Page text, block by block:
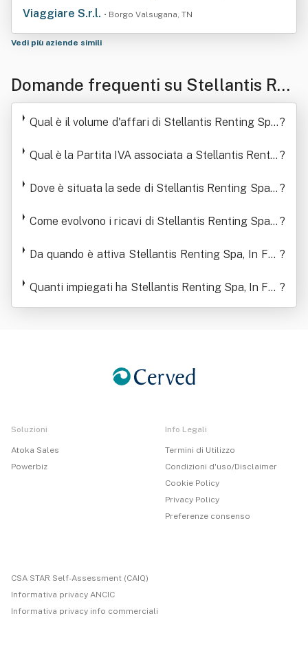
Viaggiare S.r.l. • Borgo Valsugana, TN
Vedi più aziende simili
Domande frequenti su Stellantis Ren
ting Spa, In Forma Estesa "Stellantis
Renting Italia Spa", O In Forma Abbr
eviata "Psa Renting Italia Spa"
Qual è il volume d'affari di Stellantis Renting Spa,
In Forma Abbreviata "Psa Renting Italia Spa"
?
Qual è la Partita IVA associata a Stellantis Rentin
Spa", O In Forma Abbreviata "Psa Renting Italia
?
Dove è situata la sede di Stellantis Renting Spa, I
In Forma Abbreviata "Psa Renting Italia Spa"
?
Come evolvono i ricavi di Stellantis Renting Spa, I
In Forma Abbreviata "Psa Renting Italia Spa"
?
Da quando è attiva Stellantis Renting Spa, In For
rma Abbreviata "Psa Renting Italia Spa"
?
Quanti impiegati ha Stellantis Renting Spa, In For
ma Estesa "Stellantis Renting Italia Spa", O In Fo
?
Soluzioni
Atoka Sales
Powerbiz
Info Legali
Termini di Utilizzo
Condizioni d'uso/Disclaimer
Cookie Policy
Privacy Policy
Preferenze consenso
CSA STAR Self-Assessment (CAIQ)
Informativa privacy ANCIC
Informativa privacy info commerciali